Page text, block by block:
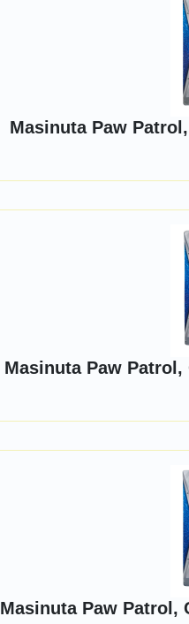
Masinuta Paw
Masinuta Paw Patrol,
Masinuta Paw Patrol,